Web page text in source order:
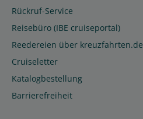
Rückruf-Service
Reisebüro (IBE cruiseportal)
Reedereien über kreuzfahrten.de
Cruiseletter
Katalogbestellung
Barrierefreiheit